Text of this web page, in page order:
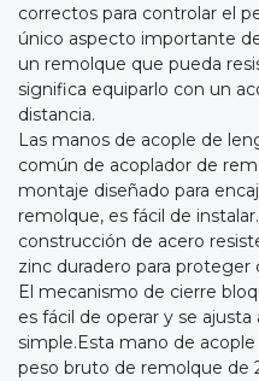
correctos para controlar el
único aspecto importante
un remolque que pueda
significa equiparlo con un
distancia.
Las manos de acople de
común de acoplador de
montaje diseñado para
remolque, es fácil de
construcción de acero
zinc duradero para proteger
El mecanismo de cierre
es fácil de operar y se
simple.Esta mano de
peso bruto de remolque de